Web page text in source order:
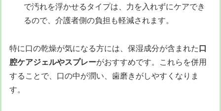
で汚れを浮かせるタイプは、力を入れずにケアでき
るので、介護者側の負担も軽減されます。
特に口の乾燥が気になる方には、保湿成分が含まれた口
腔ケアジェルやスプレーがおすすめです。これらを併用
することで、口の中が潤い、歯磨きがしやすくなりま
す。